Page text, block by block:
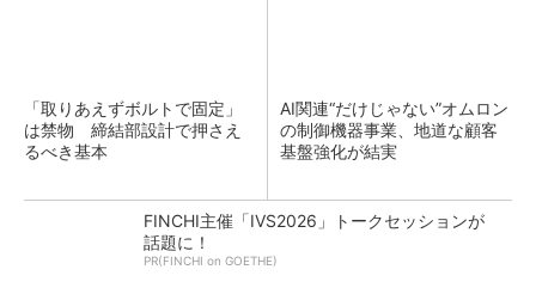
「取りあえずボルトで固定」
は禁物 締結部設計で押さえ
るべき基本
AI関連“だけじゃない”オムロン
の制御機器事業、地道な顧客
基盤強化が結実
FINCHI主催「IVS2026」トークセッションが
話題に！
PR(FINCHI on GOETHE)